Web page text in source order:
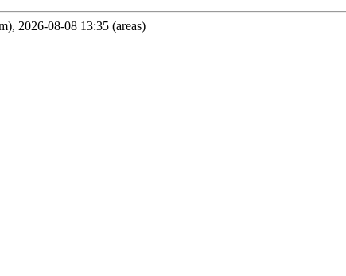
2026-08-08 13:35 (areas)